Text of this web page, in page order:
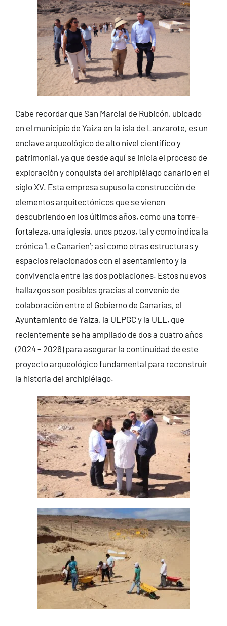
Cabe recordar que San Marcial de Rubicón, ubicado
en el municipio de Yaiza en la isla de Lanzarote, es un
enclave arqueológico de alto nivel científico y
patrimonial, ya que desde aquí se inicia el proceso de
exploración y conquista del archipiélago canario en el
siglo XV. Esta empresa supuso la construcción de
elementos arquitectónicos que se vienen
descubriendo en los últimos años, como una torre-
fortaleza, una iglesia, unos pozos, tal y como indica la
crónica ‘Le Canarien’; así como otras estructuras y
espacios relacionados con el asentamiento y la
convivencia entre las dos poblaciones. Estos nuevos
hallazgos son posibles gracias al convenio de
colaboración entre el Gobierno de Canarias, el
Ayuntamiento de Yaiza, la ULPGC y la ULL, que
recientemente se ha ampliado de dos a cuatro años
(2024 – 2026) para asegurar la continuidad de este
proyecto arqueológico fundamental para reconstruir
la historia del archipiélago.